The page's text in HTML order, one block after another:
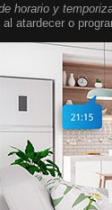
horario y
al atardecer o